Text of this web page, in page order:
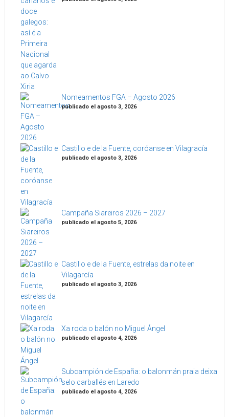
Nomeamentos FGA – Agosto 2026
publicado el agosto 3, 2026
Castillo e de la Fuente, coróanse en Vilagracía
publicado el agosto 3, 2026
Campaña Siareiros 2026 – 2027
publicado el agosto 5, 2026
Castillo e de la Fuente, estrelas da noite en
Vilagarcía
publicado el agosto 3, 2026
Xa roda o balón no Miguel Ángel
publicado el agosto 4, 2026
Subcampión de España: o balonmán praia deixa
selo carballés en Laredo
publicado el agosto 4, 2026